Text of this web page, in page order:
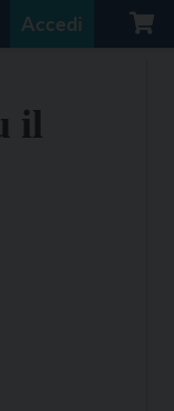
Accedi
il